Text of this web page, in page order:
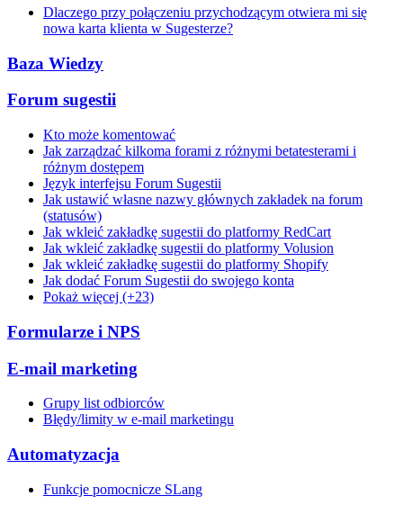
Dlaczego przy połączeniu przychodzącym otwiera mi się
nowa karta klienta w Sugesterze?
Baza Wiedzy
Forum sugestii
Kto może komentować
Jak zarządzać kilkoma forami z różnymi betatesterami i
różnym dostępem
Język interfejsu Forum Sugestii
Jak ustawić własne nazwy głównych zakładek na forum
(statusów)
Jak wkleić zakładkę sugestii do platformy RedCart
Jak wkleić zakładkę sugestii do platformy Volusion
Jak wkleić zakładkę sugestii do platformy Shopify
Jak dodać Forum Sugestii do swojego konta
Pokaż więcej (+23)
Formularze i NPS
E-mail marketing
Grupy list odbiorców
Błędy/limity w e-mail marketingu
Automatyzacja
Funkcje pomocnicze SLang